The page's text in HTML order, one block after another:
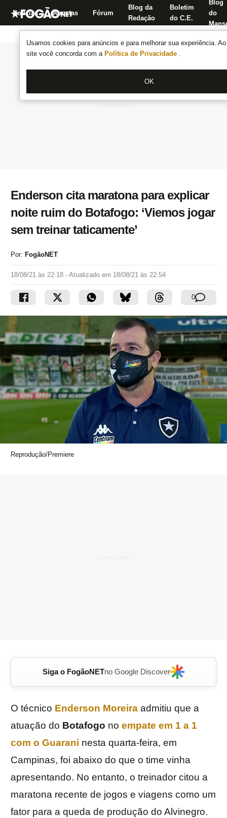
Usamos cookies para anúncios e para melhorar sua experiência.
site você concorda com a Política de Privacidade .
OK
Notícias Apostas Fórum
Blog da
Redação
Boletim
do C.E.
Blog
do
Enderson cita maratona para explicar
noite ruim do Botafogo: ‘Viemos jogar
sem treinar taticamente’
Por: FogãoNET
18/08/21 às 22:18 - Atualizado em 18/08/21 às 22:54
0
Reprodução/Premiere
Siga o FogãoNETno Google Discover
O técnico Enderson Moreira admitiu que a
atuação do Botafogo no empate em 1 a 1
com o Guarani nesta quarta-feira, em
Campinas, foi abaixo do que o time vinha
apresentando. No entanto, o treinador citou a
maratona recente de jogos e viagens como um
fator para a queda de produção do Alvinegro.